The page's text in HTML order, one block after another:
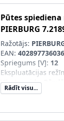
Pūtes
PIERBURG
Ražotājs:
EAN:
Spriegums [V]: 12
Ekspluatācijas
Vārsta veids:
Rādīt visu...